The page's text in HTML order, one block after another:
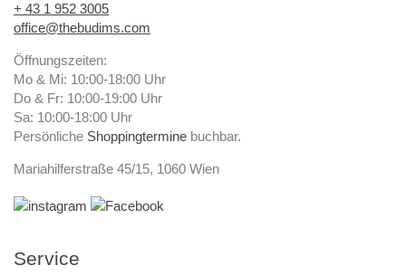
+ 43 1 952 3005
office@thebudims.com
Öffnungszeiten:
Mo & Mi: 10:00-18:00 Uhr
Do & Fr: 10:00-19:00 Uhr
Sa: 10:00-18:00 Uhr
Persönliche Shoppingtermine buchbar.
Mariahilferstraße 45/15, 1060 Wien
Service